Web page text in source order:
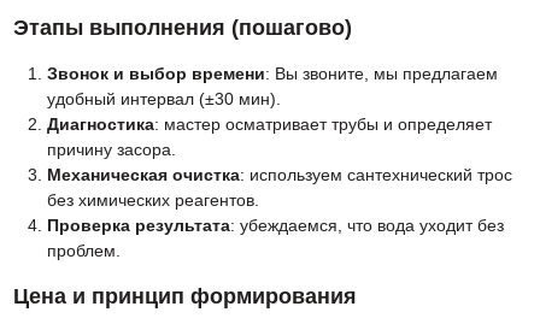
Этапы выполнения (пошагово)
Звонок и выбор времени: Вы звоните, мы предлагаем
удобный интервал (±30 мин).
Диагностика: мастер осматривает трубы и определяет
причину засора.
Механическая очистка: используем сантехнический трос
без химических реагентов.
Проверка результата: убеждаемся, что вода уходит без
проблем.
Цена и принцип формирования